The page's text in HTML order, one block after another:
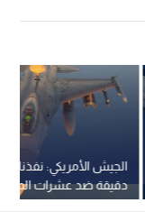
الجيش الأمريكي: نفذنا
دقيقة ضد عشرات المواقع